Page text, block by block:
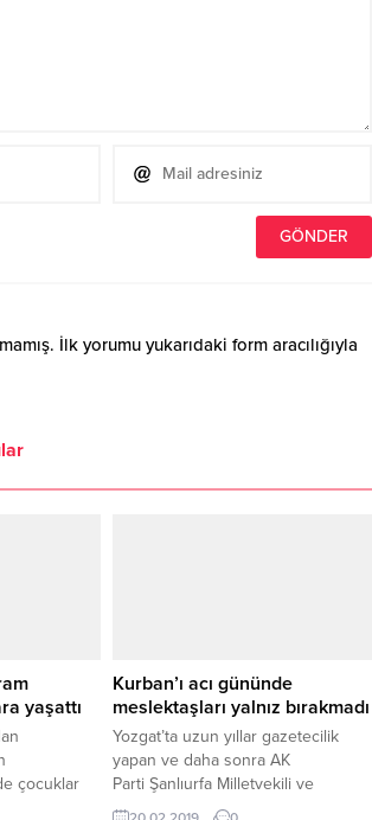
İlk yorumu yukarıdaki form aracılığıyla
yaşattı
çocuklar
Kurban’ı acı gününde
meslektaşları yalnız bırakmadı
Yozgat’ta uzun yıllar gazetecilik
yapan ve daha sonra AK
Parti Şanlıurfa Milletvekili ve
TBMM İdare Amiri Halil Özcan’ın